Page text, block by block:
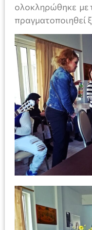
ολοκληρώθηκε με
πραγματοποιηθεί